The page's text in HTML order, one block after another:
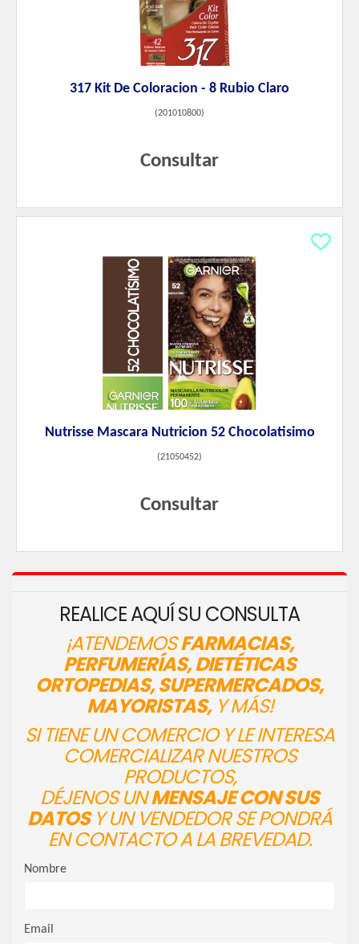
317 Kit De Coloracion - 8 Rubio Claro
(201010800)
Consultar
Nutrisse Mascara Nutricion 52 Chocolatisimo
(21050452)
Consultar
REALICE AQUÍ SU CONSULTA
¡ATENDEMOSFARMACIAS,
PERFUMERÍAS, DIETÉTICAS
ORTOPEDIAS, SUPERMERCADOS,
MAYORISTAS,Y MÁS!
SI TIENE UN COMERCIO Y LE INTERESA
COMERCIALIZAR NUESTROS
PRODUCTOS,
DÉJENOS UNMENSAJE CON SUS
DATOSY UN VENDEDOR SE PONDRÁ
EN CONTACTO A LA BREVEDAD.
Nombre
Email